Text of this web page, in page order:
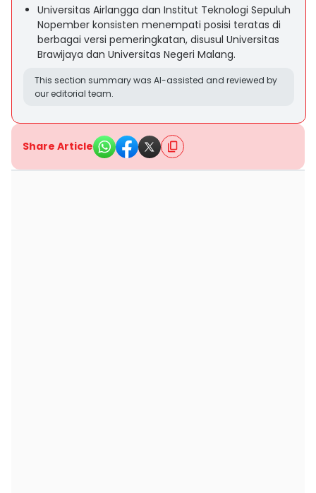
Universitas Airlangga dan Institut Teknologi Sepuluh
Nopember konsisten menempati posisi teratas di
berbagai versi pemeringkatan, disusul Universitas
Brawijaya dan Universitas Negeri Malang.
This section summary was AI-assisted and reviewed by
our editorial team.
Share Article